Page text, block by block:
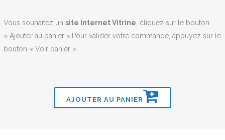
Vous souhaitez un site Internet Vitrine, cliquez sur le bouton
« Ajouter au panier ».Pour valider votre commande, appuyez sur le
bouton « Voir panier ».
AJOUTER AU PANIER